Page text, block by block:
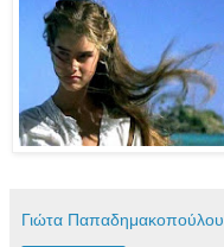
Γιώτα Παπαδημακοπούλου